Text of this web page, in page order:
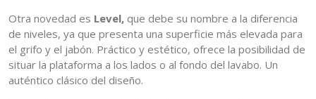
Otra novedad es Level, que debe su nombre a la diferencia
de niveles, ya que presenta una superficie más elevada para
el grifo y el jabón. Práctico y estético, ofrece la posibilidad de
situar la plataforma a los lados o al fondo del lavabo. Un
auténtico clásico del diseño.